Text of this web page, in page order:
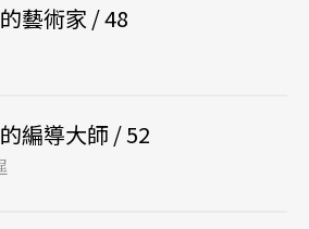
藝術家 / 48
編導大師 / 52